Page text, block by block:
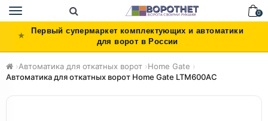
Toggle
navigation
0
Первый супермаркет комплектующих и автоматики
для ворот в России
›Автоматика для откатных ворот ›Home Gate ›
Автоматика для откатных ворот Home Gate LTM600AC